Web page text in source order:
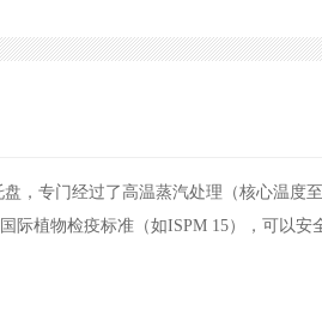
，专门经过了高温蒸汽处理（核心温
际植物检疫标准（如ISPM 15），可以